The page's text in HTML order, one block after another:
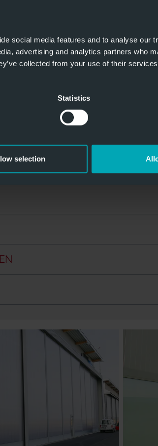
social media features and to analyse our
advertising and analytics partners who
collected from your use of their
Statistics
selection
advies en zijn pas tevreden
van
een